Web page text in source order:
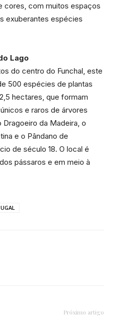
cores, com muitos espaços
exuberantes espécies
Lago
do centro do Funchal, este
500 espécies de plantas
hectares, que formam
e raros de árvores
da Madeira, o
e o Pândano de
de século 18. O local é
pássaros e em meio à
Próximo artigo